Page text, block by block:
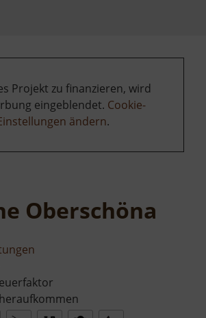
Projekt zu finanzieren, wird
eingeblendet. Cookie-
ändern.
Oberschöna